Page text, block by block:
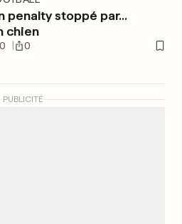
penalty stoppé par...
chien
0
PUBLICITÉ